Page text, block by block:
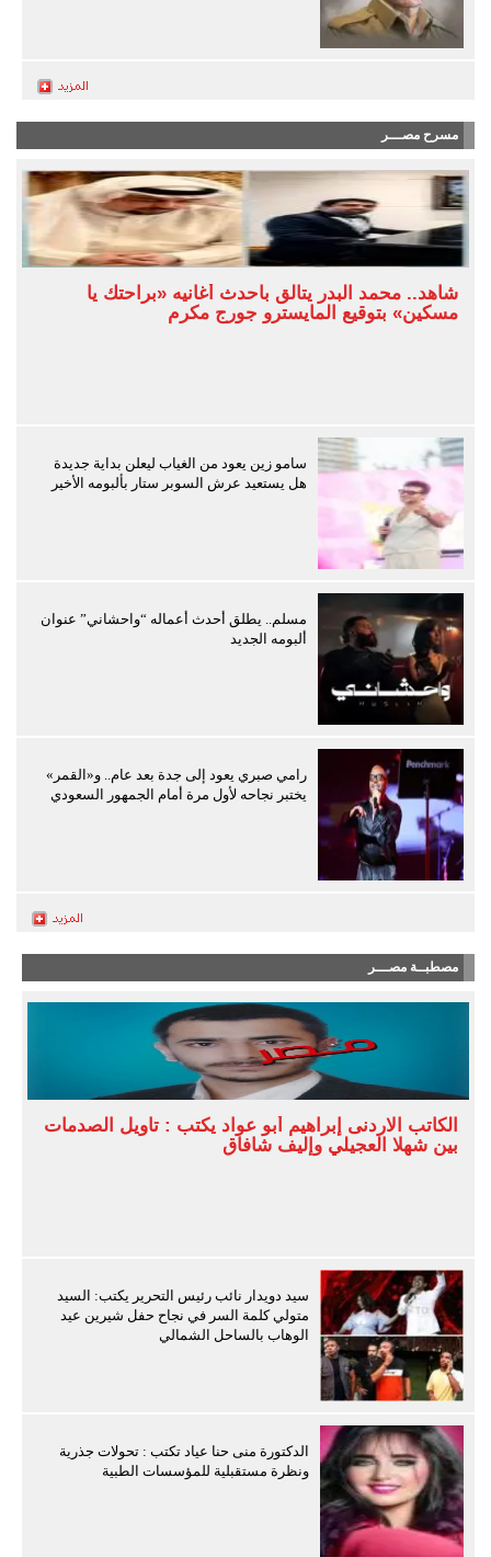
مسرح مصـــر
شاهد.. محمد البدر يتألق بأحدث أغانيه «براحتك يا
مسكين» بتوقيع المايسترو جورج مكرم
سامو زين يعود من الغياب ليعلن بداية جديدة
هل يستعيد عرش السوبر ستار بألبومه الأخير
مسلم.. يطلق أحدث أعماله “واحشاني” عنوان
ألبومه الجديد
رامي صبري يعود إلى جدة بعد عام.. و«القمر»
يختبر نجاحه لأول مرة أمام الجمهور السعودي
مصطبــة مصـــر
الكاتب الاردنى إبراهيم أبو عواد يكتب : تأويل الصدمات
بين شهلا العجيلي وإليف شافاق
سيد دويدار نائب رئيس التحرير يكتب: السيد
متولي كلمة السر في نجاح حفل شيرين عيد
الوهاب بالساحل الشمالي
الدكتورة منى حنا عياد تكتب : تحولات جذرية
ونظرة مستقبلية للمؤسسات الطبية